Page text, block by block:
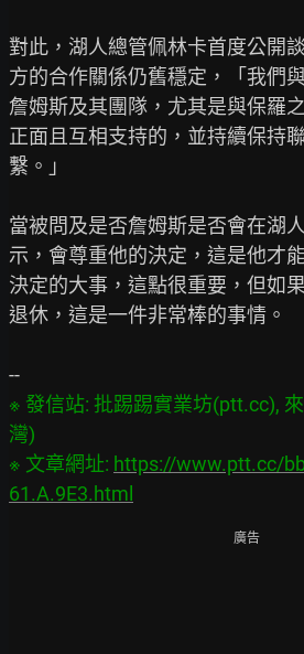
對此，湖人總管佩林卡首度公開
方的合作關係仍舊穩定，「我們
詹姆斯及其團隊，尤其是與保羅
正面且互相支持的，並持續保持
繫。」
當被問及是否詹姆斯是否會在湖
示，會尊重他的決定，這是他才
決定的大事，這點很重要，但如
退休，這是一件非常棒的事情。
※ 發信站: 批踢踢實業坊(ptt.cc),
灣)
※ 文章網址: https://www.ptt.cc/
61.A.9E3.html
廣告